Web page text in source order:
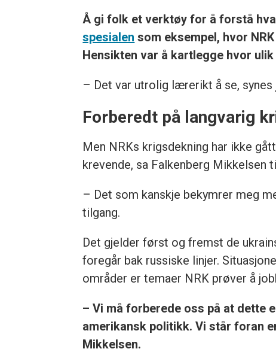
Å gi folk et verktøy for å forstå
spesialen som eksempel, hvor
Hensikten var å kartlegge hvor
– Det var utrolig lærerikt å se, synes
Forberedt på langvarig
Men NRKs krigsdekning har ikke
krevende, sa Falkenberg Mikkelsen
– Det som kanskje bekymrer meg
tilgang.
Det gjelder først og fremst de
foregår bak russiske linjer.
områder er temaer NRK prøver å
– Vi må forberede oss på at dette
amerikansk politikk. Vi står foran
Mikkelsen.